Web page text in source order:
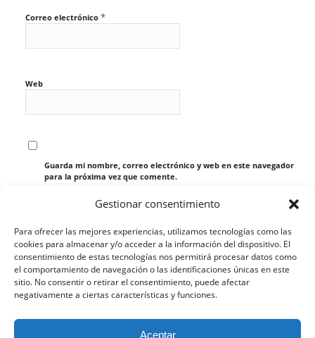
Gestionar consentimiento
Para ofrecer las mejores experiencias, utilizamos tecnologías como las
cookies para almacenar y/o acceder a la información del dispositivo. El
consentimiento de estas tecnologías nos permitirá procesar datos como
el comportamiento de navegación o las identificaciones únicas en este
sitio. No consentir o retirar el consentimiento, puede afectar
negativamente a ciertas características y funciones.
Aceptar
Correo electrónico *
Web
Guarda mi nombre, correo electrónico y web en este navegador
para la próxima vez que comente.